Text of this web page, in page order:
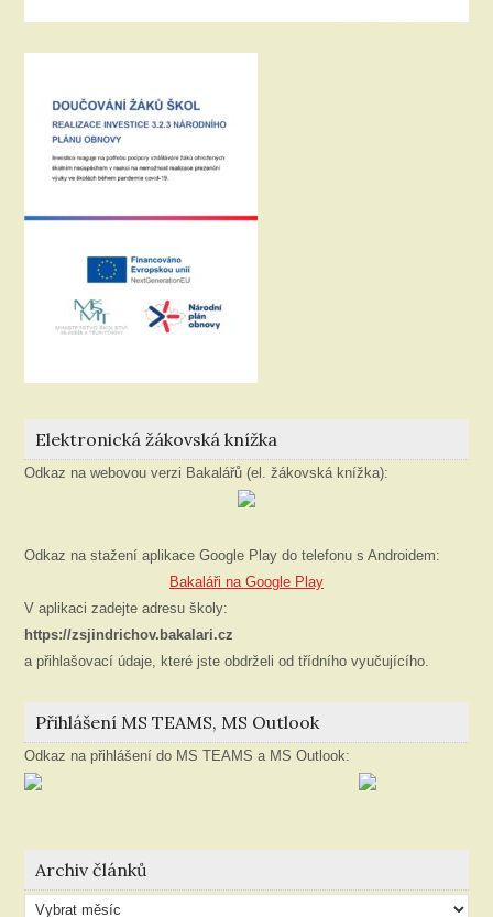
Elektronická žákovská knížka
Odkaz na webovou verzi Bakalářů (el. žákovská knížka):
Odkaz na stažení aplikace Google Play do telefonu s Androidem:
Bakaláři na Google Play
V aplikaci zadejte adresu školy:
https://zsjindrichov.bakalari.cz
a přihlašovací údaje, které jste obdrželi od třídního vyučujícího.
Přihlášení MS TEAMS, MS Outlook
Odkaz na přihlášení do MS TEAMS a MS Outlook:
Archiv článků
Archiv